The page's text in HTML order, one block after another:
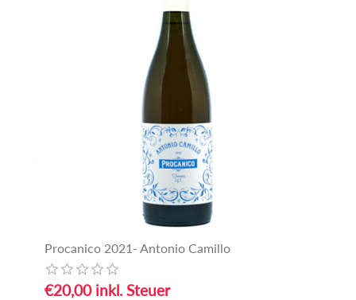
Procanico 2021- Antonio Camillo
€20,00 inkl. Steuer